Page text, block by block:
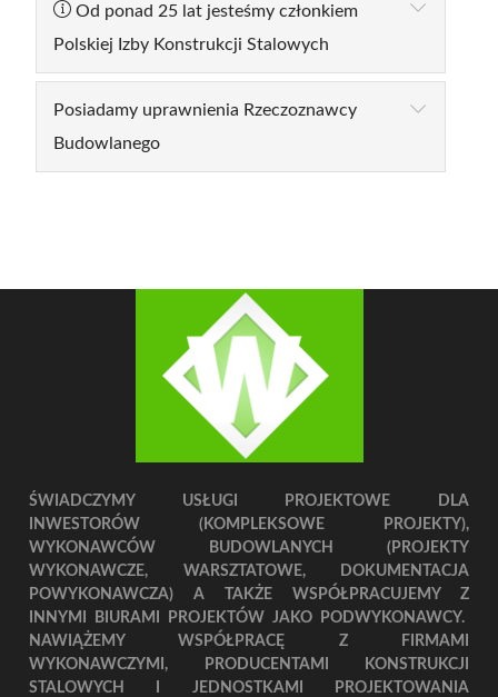
Od ponad 25 lat jesteśmy członkiem
Polskiej Izby Konstrukcji Stalowych
Posiadamy uprawnienia Rzeczoznawcy
Budowlanego
ŚWIADCZYMY USŁUGI PROJEKTOWE DLA
INWESTORÓW (KOMPLEKSOWE PROJEKTY),
WYKONAWCÓW BUDOWLANYCH (PROJEKTY
WYKONAWCZE, WARSZTATOWE, DOKUMENTACJA
POWYKONAWCZA) A TAKŻE WSPÓŁPRACUJEMY Z
INNYMI BIURAMI PROJEKTÓW JAKO PODWYKONAWCY.
NAWIĄŻEMY WSPÓŁPRACĘ Z FIRMAMI
WYKONAWCZYMI, PRODUCENTAMI KONSTRUKCJI
STALOWYCH I JEDNOSTKAMI PROJEKTOWANIA